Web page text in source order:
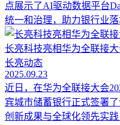
点展示了AI驱动数据平台
统一和治理，助力银行业
长亮科技亮相华为全联接
长亮动态
2025.09.23
近日，在华为全联接大会
宾城市储蓄银行正式签署
创新成果与全球化领先实